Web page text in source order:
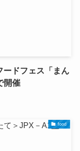
ドフェス「まん
開催
food